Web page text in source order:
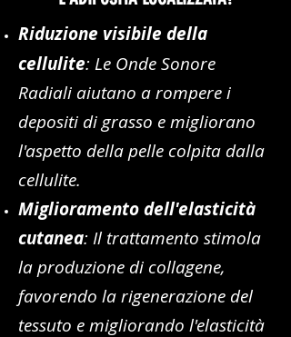
Riduzione visibile della
cellulite: Le Onde Sonore
Radiali aiutano a rompere i
depositi di grasso e migliorano
l'aspetto della pelle colpita dalla
cellulite.
Miglioramento dell'elasticità
cutanea: Il trattamento stimola
la produzione di collagene,
favorendo la rigenerazione del
tessuto e migliorando l'elasticità